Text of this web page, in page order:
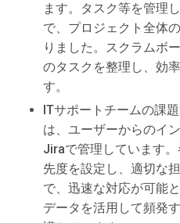
ます。タスク等を管理
で、プロジェクト全体
りました。スクラムボ
のタスクを整理し、効
す。
ITサポートチームの課
は、ユーザーからのイ
Jiraで管理しています
先度を設定し、適切な
で、迅速な対応が可能
データを活用して頻発